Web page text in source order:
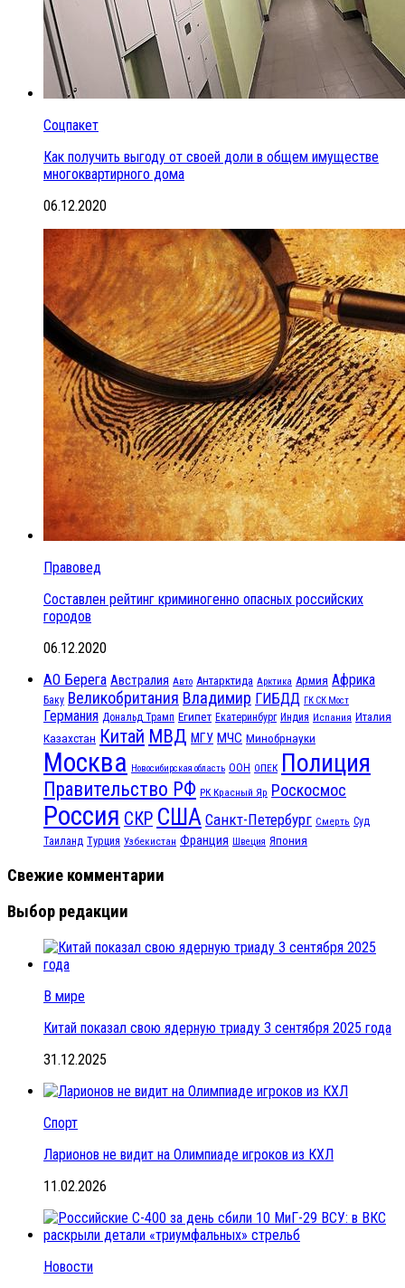
Соцпакет
Как получить выгоду от своей доли в общем имуществе
многоквартирного дома
06.12.2020
Правовед
Составлен рейтинг криминогенно опасных российских
городов
06.12.2020
АО Берега Австралия Авто Антарктида Арктика Армия Африка
Баку Великобритания Владимир ГИБДД ГК СК Мост
Германия Дональд Трамп Египет Екатеринбург Индия Испания Италия
Казахстан Китай МВД МГУ МЧС Минобрнауки
Москва Новосибирская область ООН ОПЕК Полиция
Правительство РФ РК Красный Яр Роскосмос
Россия СКР США Санкт-Петербург Смерть Суд
Таиланд Турция Узбекистан Франция Швеция Япония
Свежие комментарии
Выбор редакции
В мире
Китай показал свою ядерную триаду 3 сентября 2025 года
31.12.2025
Спорт
Ларионов не видит на Олимпиаде игроков из КХЛ
11.02.2026
Новости